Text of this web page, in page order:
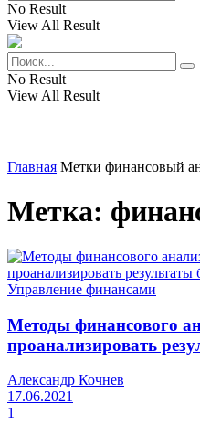
No Result
View All Result
No Result
View All Result
Главная Метки финансовый
Метка:
Управление финансами
Методы финансового
проанализировать
Александр Кочнев
17.06.2021
1